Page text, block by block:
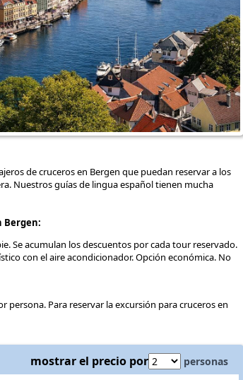
de cruceros en Bergen que puedan reservar a los
Nuestros guías de lingua español tienen mucha
Bergen:
Se acumulan los descuentos por cada tour reservado.
con el aire acondicionador. Opción económica. No
persona. Para reservar la excursión para cruceros en
mostrar el precio por personas